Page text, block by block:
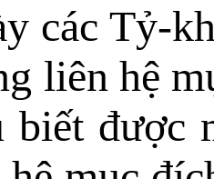
các Tỷ-
liên hệ
biết được